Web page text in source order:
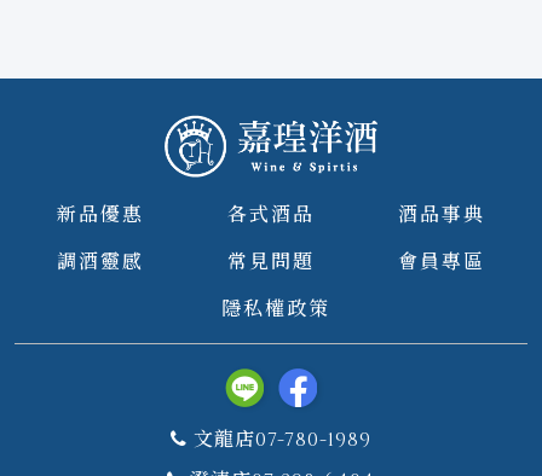
新品優惠 各式酒品
酒品事典
調酒靈感
常見問題
會員專區
隱私權政策
文龍店07-780-1989